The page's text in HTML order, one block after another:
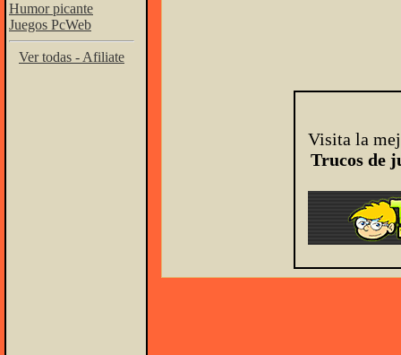
Humor picante
Juegos PcWeb
Ver todas - Afiliate
Visita la
Trucos de